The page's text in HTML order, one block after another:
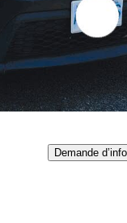
Aucune
Demande d’info